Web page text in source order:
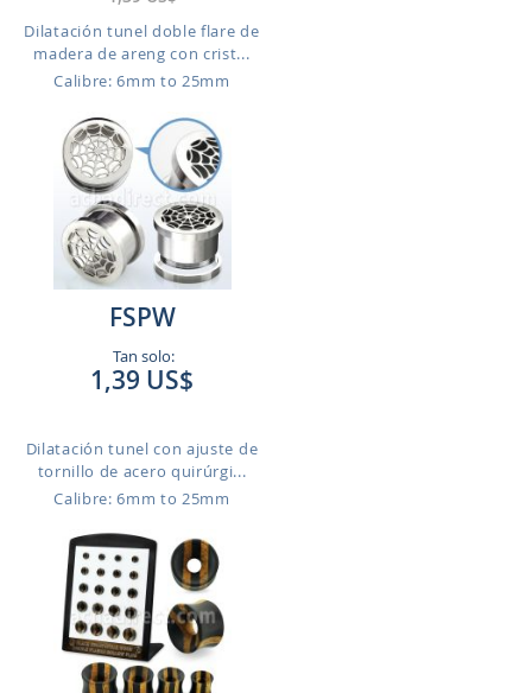
Dilatación tunel doble flare de
madera de areng con crist...
Calibre: 6mm to 25mm
FSPW
Tan solo:
1,39 US$
Dilatación tunel con ajuste de
tornillo de acero quirúrgi...
Calibre: 6mm to 25mm